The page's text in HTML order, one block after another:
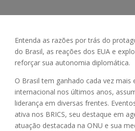
Entenda as razões por trás do
do Brasil, as reações dos EUA e
reforçar sua autonomia diplomática.
O Brasil tem ganhado cada vez mais
internacional nos últimos anos,
liderança em diversas frentes.
ativa nos BRICS, seu destaque em
atuação destacada na ONU e sua